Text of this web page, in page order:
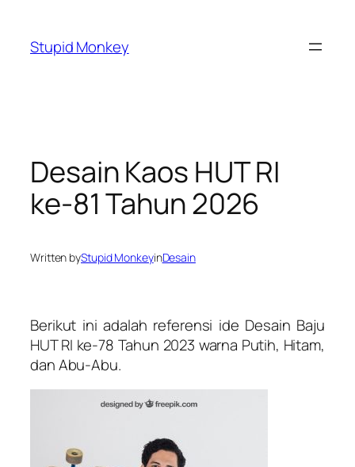
content
Stupid Monkey
Desain Kaos HUT RI
ke-81 Tahun 2026
Written byStupid MonkeyinDesain
Berikut ini adalah referensi ide Desain Baju
HUT RI ke-78 Tahun 2023 warna Putih, Hitam,
dan Abu-Abu.